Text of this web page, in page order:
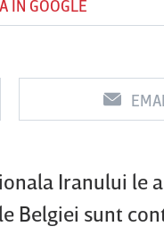
ÎN GOOGLE
Iranului le
Belgiei sunt
Vs